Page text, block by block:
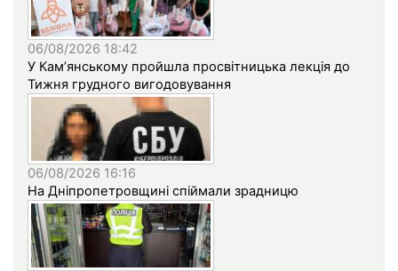
06/08/2026 18:42
У Кам’янському пройшла просвітницька лекція до
Тижня грудного вигодовування
06/08/2026 16:16
На Дніпропетровщині спіймали зрадницю